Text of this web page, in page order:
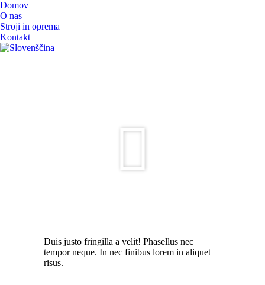
Domov
O nas
Stroji in oprema
Kontakt
Duis justo fringilla a velit! Phasellus nec
tempor neque. In nec finibus lorem in aliquet
risus.